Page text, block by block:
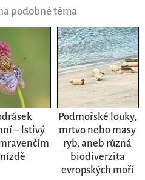
podobné téma
– lstivý
Podmořské louky,
mrtvo nebo masy
ryb, aneb různá
biodiverzita
evropských moří